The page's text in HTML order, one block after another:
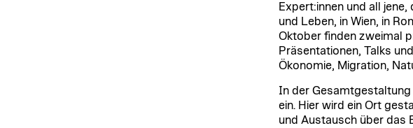
Expert:innen und all
und Leben, in Wien, in
Oktober finden zweimal
Präsentationen, Talks
Ökonomie, Migration,
In der
ein. Hier wird ein Ort
und Austausch über das